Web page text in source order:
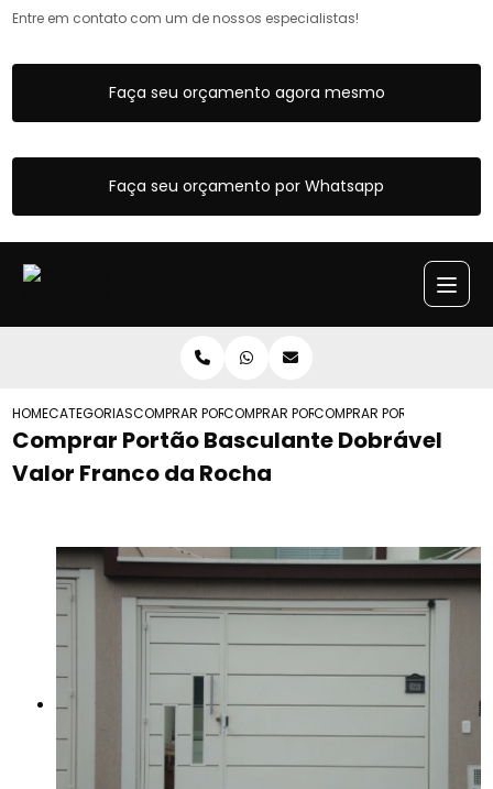
Entre em contato com um de nossos especialistas!
Faça seu orçamento agora mesmo
Faça seu orçamento por Whatsapp
HOMECATEGORIASCOMPRAR PORTAO BASCULANTE
COMPRAR PORTAO BASCULANTE MANUAL
COMPRAR PORTAO
Comprar Portão Basculante Dobrável
Valor Franco da Rocha